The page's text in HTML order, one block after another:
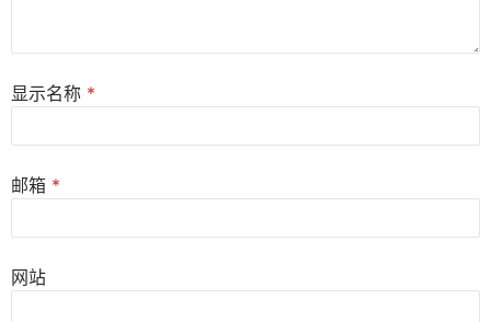
显示名称 *
邮箱 *
网站